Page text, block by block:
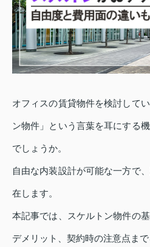
オフィスの賃貸物件を検討して
ン物件」という言葉を耳にする
でしょうか。
自由な内装設計が可能な一方で
在します。
本記事では、スケルトン物件の
デメリット、契約時の注意点まで